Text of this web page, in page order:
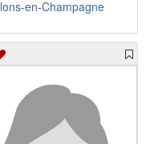
en-Champagne